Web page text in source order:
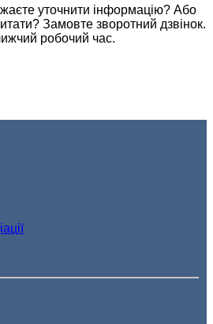
уточнити інформацію? Або
Замовте зворотний дзвінок.
робочий час.